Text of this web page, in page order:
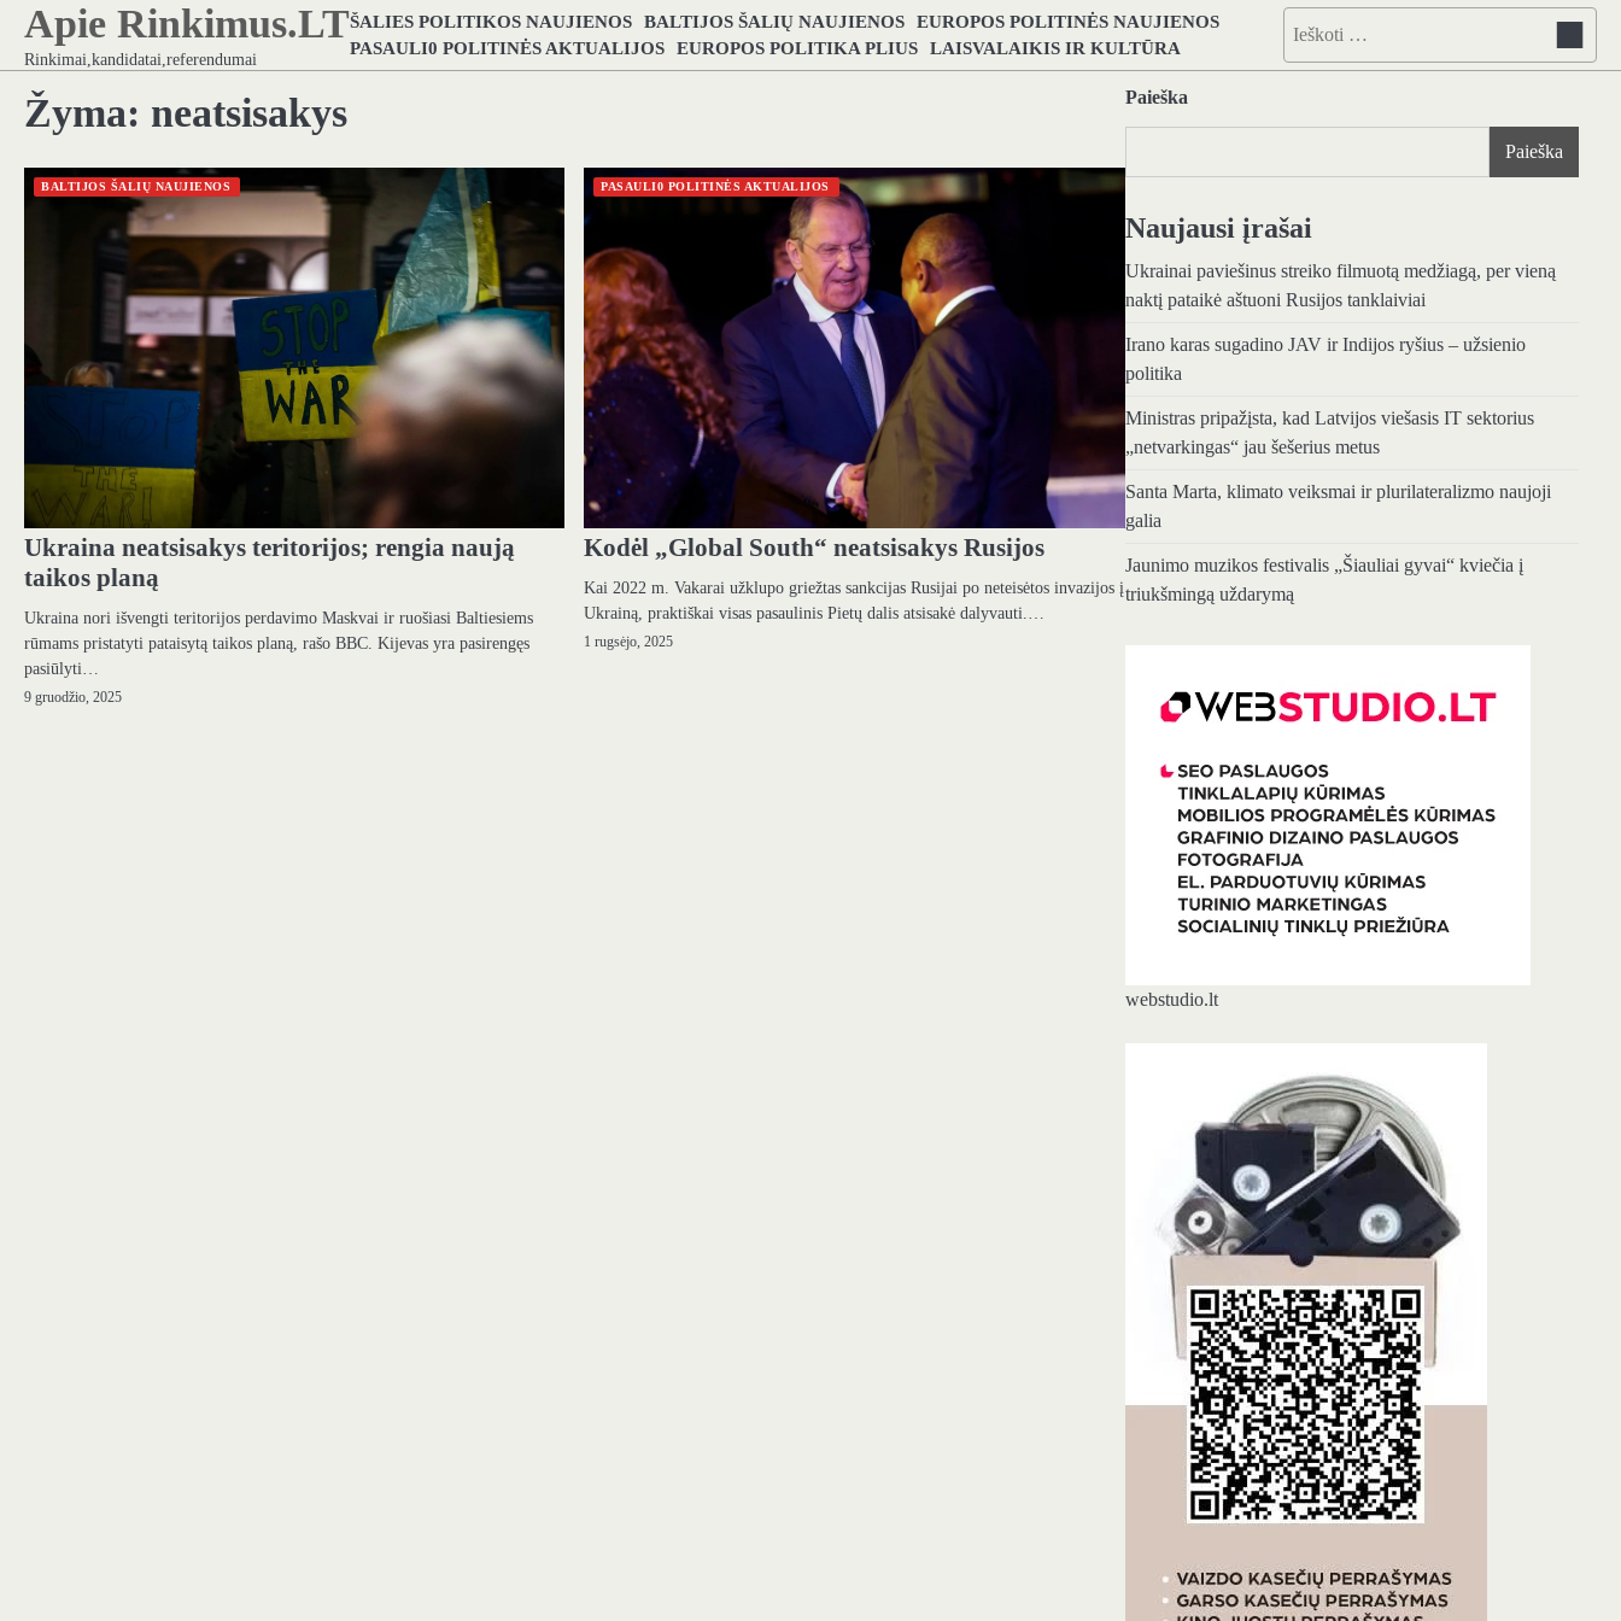
Skip
content
Apie Rinkimus.LT
Rinkimai,kandidatai,referendumai
ŠALIES POLITIKOS NAUJIENOS BALTIJOS ŠALIŲ NAUJIENOS EUROPOS POLITINĖS NAUJIENOS
PASAULI0 POLITINĖS AKTUALIJOS EUROPOS POLITIKA PLIUS LAISVALAIKIS IR KULTŪRA
Ieškoti:
Žyma: neatsisakys
BALTIJOS ŠALIŲ NAUJIENOS
Ukraina neatsisakys teritorijos; rengia naują
taikos planą
Ukraina nori išvengti teritorijos perdavimo Maskvai ir ruošiasi Baltiesiems
rūmams pristatyti pataisytą taikos planą, rašo BBC. Kijevas yra pasirengęs
pasiūlyti…
9 gruodžio, 2025
PASAULI0 POLITINĖS AKTUALIJOS
Kodėl „Global South“ neatsisakys Rusijos
Kai 2022 m. Vakarai užklupo griežtas sankcijas Rusijai po neteisėtos invazijos į
Ukrainą, praktiškai visas pasaulinis Pietų dalis atsisakė dalyvauti.…
1 rugsėjo, 2025
Paieška
Paieška
Naujausi įrašai
Ukrainai paviešinus streiko filmuotą medžiagą, per vieną
naktį pataikė aštuoni Rusijos tanklaiviai
Irano karas sugadino JAV ir Indijos ryšius – užsienio
politika
Ministras pripažįsta, kad Latvijos viešasis IT sektorius
„netvarkingas“ jau šešerius metus
Santa Marta, klimato veiksmai ir plurilateralizmo naujoji
galia
Jaunimo muzikos festivalis „Šiauliai gyvai“ kviečia į
triukšmingą uždarymą
webstudio.lt